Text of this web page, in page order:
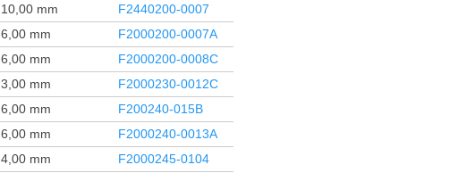
10,00 mm
F2440200-0007
6,00 mm
F2000200-0007A
6,00 mm
F2000200-0008C
3,00 mm
F2000230-0012C
6,00 mm
F200240-015B
6,00 mm
F2000240-0013A
4,00 mm
F2000245-0104